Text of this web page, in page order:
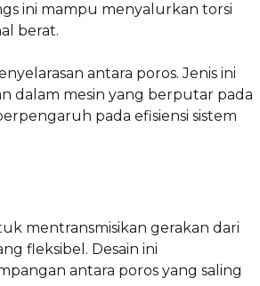
ini mampu menyalurkan torsi
berat.
antara poros. Jenis ini
dalam mesin yang berputar pada
pada efisiensi sistem
mentransmisikan gerakan dari
fleksibel. Desain ini
antara poros yang saling